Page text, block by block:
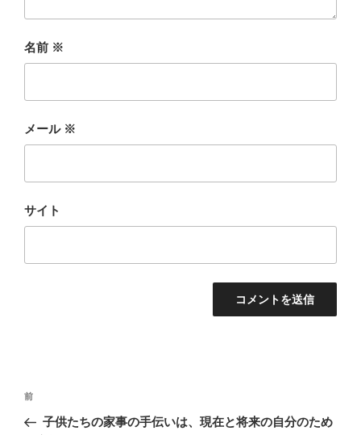
名前 ※
メール ※
サイト
投
前
の
前
子供たちの家事の手伝いは、現在と将来の自分のため